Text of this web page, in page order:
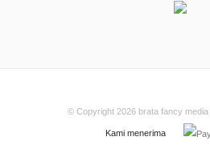
Kami menerima
© Copyright 2026 brata fancy media